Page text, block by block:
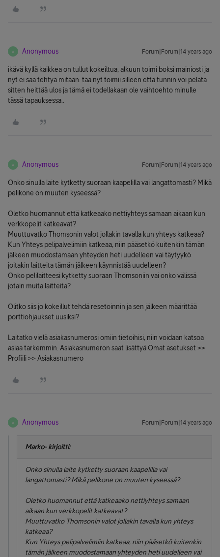
A Anonymous Forum|Forum|14 years ago
ikävä kyllä kaikkea on tullut kokeiltua, alkuun toimi boksi mainiosti ja
nyt ei saa tehtyä mitään. tää nyt toimii silleen että tunnin voi pelata
sitten heittää ulos ja tämä ei todellakaan ole vaihtoehto minulle
tässä tapauksessa..
A Anonymous Forum|Forum|14 years ago
Onko sinulla laite kytketty suoraan kaapelilla vai langattomasti? Mikä
pelikone on muuten kyseessä?
Oletko huomannut että katkeaako nettiyhteys samaan aikaan kun
verkkopelit katkeavat?
Muuttuvatko Thomsonin valot jollakin tavalla kun yhteys katkeaa?
Kun Yhteys pelipalvelimiin katkeaa, niin pääsetkö kuitenkin tämän
jälkeen muodostamaan yhteyden heti uudelleen vai täytyykö
joitakin laitteita tämän jälkeen käynnistää uudelleen?
Onko pelilaitteesi kytketty suoraan Thomsoniin vai onko välissä
jotain muita laitteita?
Olitko siis jo kokeillut tehdä resetoinnin ja sen jälkeen määrittää
porttiohjaukset uusiksi?
Laitatko vielä asiakasnumerosi omiin tietoihisi, niin voidaan katsoa
asiaa tarkemmin. Asiakasnumeron saat lisättyä Omat asetukset >>
Profiili >> Asiakasnumero
A Anonymous Forum|Forum|14 years ago
Marko- kirjoitti:
Onko sinulla laite kytketty suoraan kaapelilla vai
langattomasti? Mikä pelikone on muuten kyseessä?
Oletko huomannut että katkeaako nettiyhteys samaan
aikaan kun verkkopelit katkeavat?
Muuttuvatko Thomsonin valot jollakin tavalla kun yhteys
katkeaa?
Kun Yhteys pelipalvelimiin katkeaa, niin pääsetkö kuitenkin
tämän jälkeen muodostamaan yhteyden heti uudelleen vai